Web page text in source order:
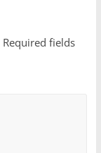
Required fields